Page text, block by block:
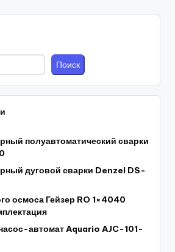
Поиск
полуавтоматический сварки
дуговой сварки Denzel DS-
осмоса Гейзер RO 1×4040
автомат Aquario AJC-101-